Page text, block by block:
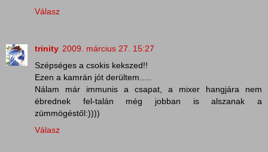
Válasz
trinity 2009. március 27. 15:27
Szépséges a csokis kekszed!!
Ezen a kamrán jót derültem.....
Nálam már immunis a csapat, a mixer hangjára nem
ébrednek fel-talán még jobban is alszanak a
zümmögéstől:))))
Válasz